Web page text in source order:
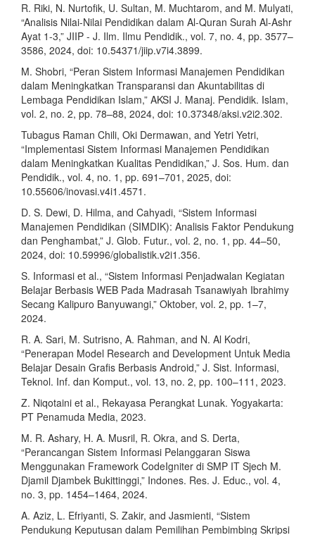
R. Riki, N. Nurtofik, U. Sultan, M. Muchtarom, and M. Mulyati,
“Analisis Nilai-Nilai Pendidikan dalam Al-Quran Surah Al-Ashr
Ayat 1-3,” JIIP - J. Ilm. Ilmu Pendidik., vol. 7, no. 4, pp. 3577–
3586, 2024, doi: 10.54371/jiip.v7i4.3899.
M. Shobri, “Peran Sistem Informasi Manajemen Pendidikan
dalam Meningkatkan Transparansi dan Akuntabilitas di
Lembaga Pendidikan Islam,” AKSI J. Manaj. Pendidik. Islam,
vol. 2, no. 2, pp. 78–88, 2024, doi: 10.37348/aksi.v2i2.302.
Tubagus Raman Chili, Oki Dermawan, and Yetri Yetri,
“Implementasi Sistem Informasi Manajemen Pendidikan
dalam Meningkatkan Kualitas Pendidikan,” J. Sos. Hum. dan
Pendidik., vol. 4, no. 1, pp. 691–701, 2025, doi:
10.55606/inovasi.v4i1.4571.
D. S. Dewi, D. Hilma, and Cahyadi, “Sistem Informasi
Manajemen Pendidikan (SIMDIK): Analisis Faktor Pendukung
dan Penghambat,” J. Glob. Futur., vol. 2, no. 1, pp. 44–50,
2024, doi: 10.59996/globalistik.v2i1.356.
S. Informasi et al., “Sistem Informasi Penjadwalan Kegiatan
Belajar Berbasis WEB Pada Madrasah Tsanawiyah Ibrahimy
Secang Kalipuro Banyuwangi,” Oktober, vol. 2, pp. 1–7,
2024.
R. A. Sari, M. Sutrisno, A. Rahman, and N. Al Kodri,
“Penerapan Model Research and Development Untuk Media
Belajar Desain Grafis Berbasis Android,” J. Sist. Informasi,
Teknol. Inf. dan Komput., vol. 13, no. 2, pp. 100–111, 2023.
Z. Niqotaini et al., Rekayasa Perangkat Lunak. Yogyakarta:
PT Penamuda Media, 2023.
M. R. Ashary, H. A. Musril, R. Okra, and S. Derta,
“Perancangan Sistem Informasi Pelanggaran Siswa
Menggunakan Framework CodeIgniter di SMP IT Sjech M.
Djamil Djambek Bukittinggi,” Indones. Res. J. Educ., vol. 4,
no. 3, pp. 1454–1464, 2024.
A. Aziz, L. Efriyanti, S. Zakir, and Jasmienti, “Sistem
Pendukung Keputusan dalam Pemilihan Pembimbing Skripsi